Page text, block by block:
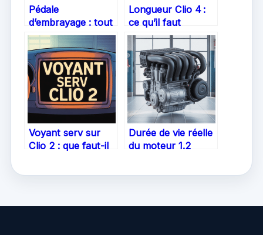
Pédale
d’embrayage : tout
ce qu’il faut savoir
pour conduire
sereinement
Longueur Clio 4 :
ce qu’il faut
vraiment savoir
pour choisir ou
comparer
Voyant serv sur
Clio 2 : que faut-il
Durée de vie réelle
du moteur 1.2